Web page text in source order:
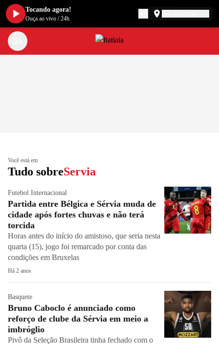
Você está em
Tudo sobreServia
Futebol Internacional
Partida entre Bélgica e Sérvia muda de
cidade após fortes chuvas e não terá
torcida
Horas antes do início do amistoso, que seria nesta
quarta (15), jogo foi remarcado por conta das
condições em Bruxelas
Há 2 anos
Basquete
Bruno Caboclo é anunciado como
reforço de clube da Sérvia em meio a
imbróglio
Pivô da Seleção Brasileira tinha fechado com o
Tocando agora!
Ouça ao vivo /24h